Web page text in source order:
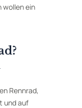
wollen ein
Rennrad,
und auf